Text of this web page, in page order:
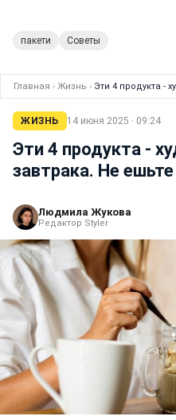
пакети Советы
Главная › Жизнь › Эти 4 продукта -
ЖИЗНЬ 14 июня 2025 · 09:24
Эти 4 продукта -
завтрака. Не
Людмила Жукова
Редактор Styler